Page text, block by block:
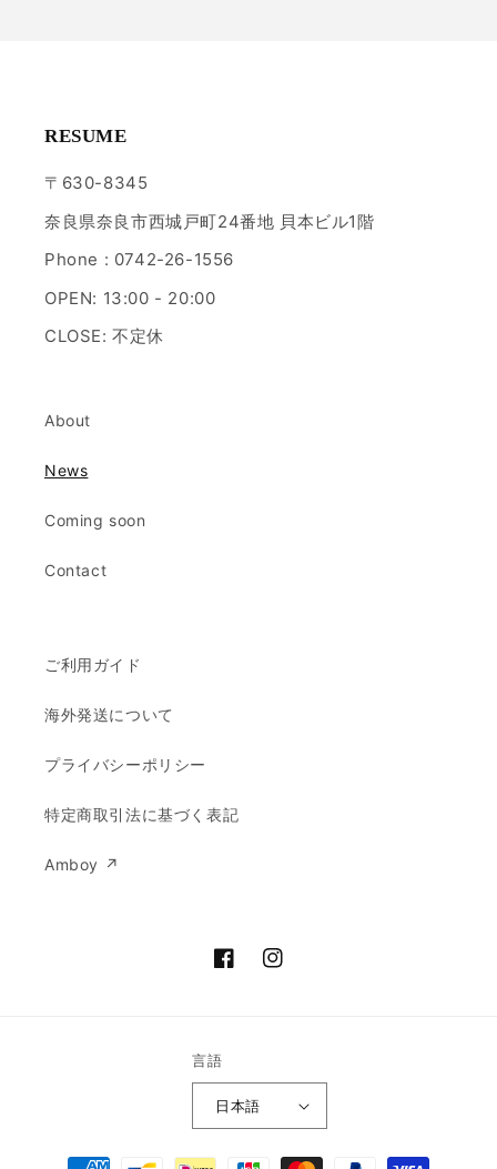
RESUME
〒630-8345
奈良県奈良市西城戸町24番地 貝本ビル1階
Phone : 0742-26-1556
OPEN: 13:00 - 20:00
CLOSE: 不定休
About
News
Coming soon
Contact
ご利用ガイド
海外発送について
プライバシーポリシー
特定商取引法に基づく表記
Amboy ↗︎
FacebookInstagram
言語
日本語
決